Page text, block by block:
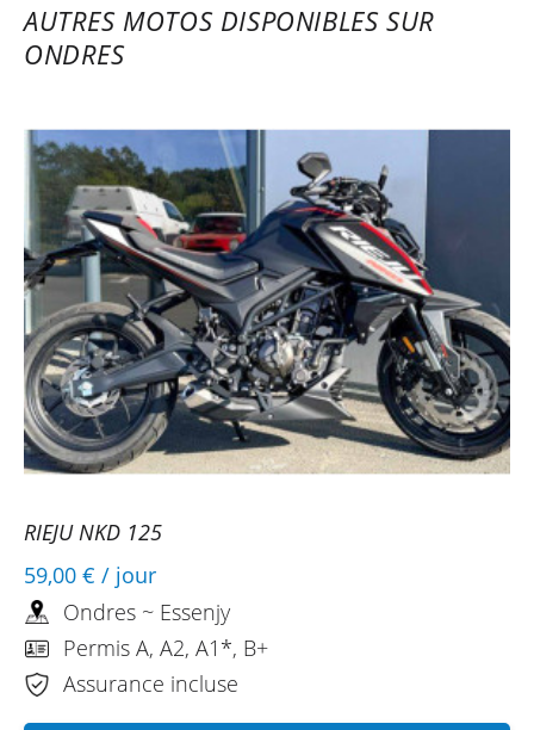
AUTRES MOTOS DISPONIBLES SUR
ONDRES
RIEJU NKD 125
59,00 € / jour
Ondres ~ Essenjy
Permis A, A2, A1*, B+
Assurance incluse